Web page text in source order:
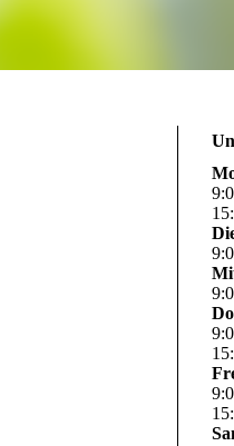
9:
15:
9:
9:
9:
15:
9:
15: